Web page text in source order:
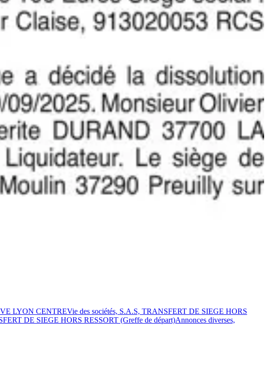
LYON CENTREVie des sociétés, S.A.S, TRANSFERT DE SIEGE HORS
DE SIEGE HORS RESSORT (Greffe de départ)Annonces diverses,